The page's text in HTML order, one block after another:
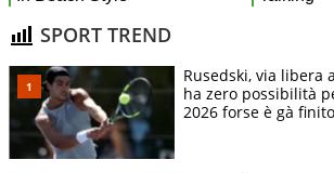
SPORT TREND
Rusedski, via libera
ha zero possibilità
2026 forse è gà